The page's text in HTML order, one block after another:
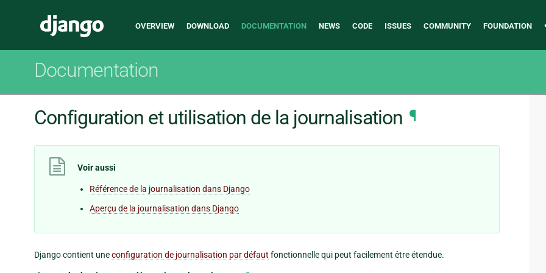
Django
Main
OVERVIEW DOWNLOAD DOCUMENTATION NEWS CODE ISSUES COMMUNITY FOUNDATION
Documentation
Configuration et utilisation de la journalisation ¶
Voir aussi
Référence de la journalisation dans Django
Aperçu de la journalisation dans Django
Django contient uneconfiguration de journalisation par défaut fonctionnelle qui peut facilement être étendue.